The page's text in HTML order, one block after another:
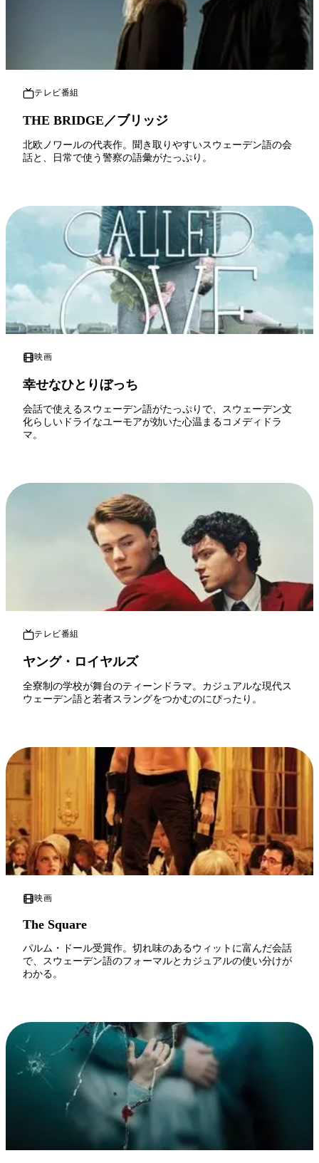
テレビ番組
THE BRIDGE／ブリッジ
北欧ノワールの代表作。聞き取りやすいスウェーデン語の会
話と、日常で使う警察の語彙がたっぷり。
映画
幸せなひとりぼっち
会話で使えるスウェーデン語がたっぷりで、スウェーデン文
化らしいドライなユーモアが効いた心温まるコメディドラ
マ。
テレビ番組
ヤング・ロイヤルズ
全寮制の学校が舞台のティーンドラマ。カジュアルな現代ス
ウェーデン語と若者スラングをつかむのにぴったり。
映画
The Square
パルム・ドール受賞作。切れ味のあるウィットに富んだ会話
で、スウェーデン語のフォーマルとカジュアルの使い分けが
わかる。